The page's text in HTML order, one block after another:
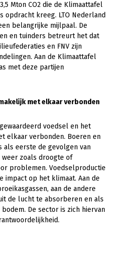
en onderwijs
zomerbloemen
Mton CO2 die de Klimaattafel
opdracht kreeg. LTO Nederland
belangrijke mijlpaal. De
en tuinders betreurt het dat
en FNV zijn
Aan de Klimaattafel
met deze partijen
met elkaar verbonden
voedsel en het
elkaar verbonden. Boeren en
als eerste de gevolgen van
weer zoals droogte of
problemen. Voedselproductie
impact op het klimaat. Aan de
aan de andere
de lucht te absorberen en als
De sector is zich hiervan